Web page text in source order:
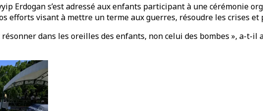
Erdogan s’est adressé aux enfants participant à une cérémonie
efforts visant à mettre un terme aux guerres, résoudre les crises et
dans les oreilles des enfants, non celui des bombes », a-t-il